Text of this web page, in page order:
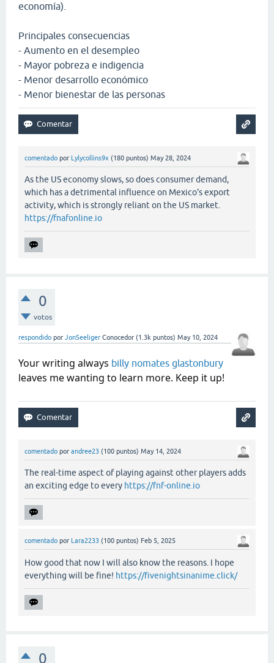
economía).
Principales consecuencias
- Aumento en el desempleo
- Mayor pobreza e indigencia
- Menor desarrollo económico
- Menor bienestar de las personas
comentado por Lylycollins9x (180 puntos) May 28, 2024
As the US economy slows, so does consumer demand,
which has a detrimental influence on Mexico's export
activity, which is strongly reliant on the US market.
https://fnafonline.io
0
votos
respondido por JonSeeliger Conocedor (1.3k puntos) May 10, 2024
Your writing always billy nomates glastonbury
leaves me wanting to learn more. Keep it up!
comentado por andree23 (100 puntos) May 14, 2024
The real-time aspect of playing against other players adds
an exciting edge to every https://fnf-online.io
comentado por Lara2233 (100 puntos) Feb 5, 2025
How good that now I will also know the reasons. I hope
everything will be fine! https://fivenightsinanime.click/
0